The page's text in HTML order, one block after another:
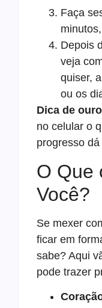
Faça
Depois
veja
quiser,
ou os
Dica de ouro
no celular o
progresso
O Que
Você?
Se mexer
ficar em
sabe? Aqui
pode trazer